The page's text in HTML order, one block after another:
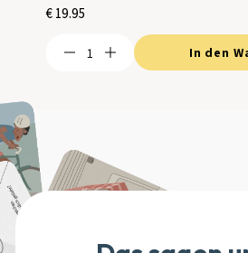
Normaler
€ 19.95
− + In den